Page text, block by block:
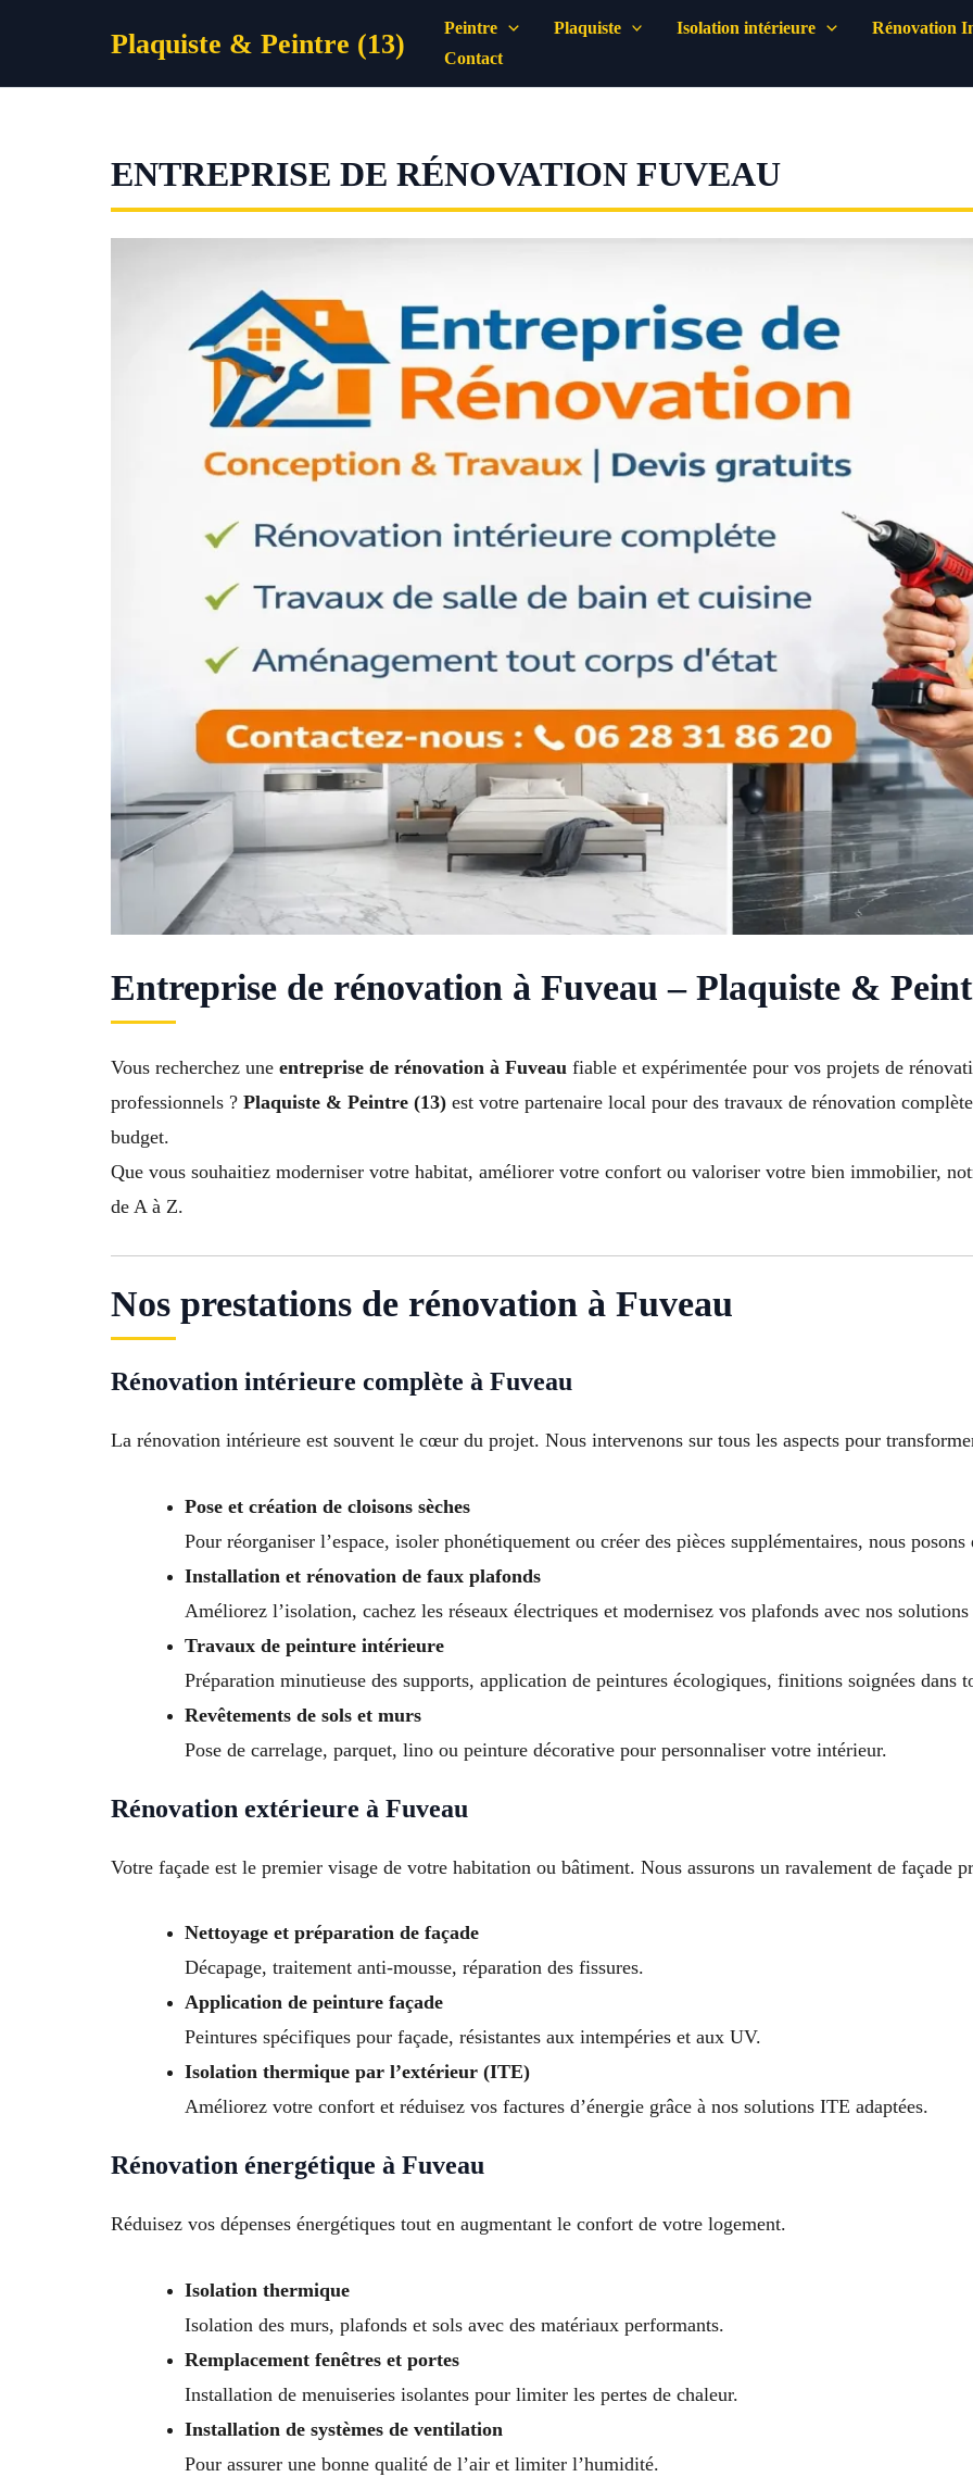
Plaquiste & Peintre (13) Peintre Plaquiste Isolation intérieure Rénovation
Contact
ENTREPRISE DE RÉNOVATION FUVEAU
Entreprise de rénovation à Fuveau – Plaquiste &
Vous recherchez une entreprise de rénovation à Fuveau fiable et expérimentée pour vos projets de
professionnels ? Plaquiste & Peintre (13) est votre partenaire local pour des travaux de rénovation
budget.
Que vous souhaitiez moderniser votre habitat, améliorer votre confort ou valoriser votre bien immobilier,
de A à Z.
Nos prestations de rénovation à Fuveau
Rénovation intérieure complète à Fuveau
La rénovation intérieure est souvent le cœur du projet. Nous intervenons sur tous les aspects pour
Pose et création de cloisons sèches
Pour réorganiser l’espace, isoler phonétiquement ou créer des pièces supplémentaires, nous
Installation et rénovation de faux plafonds
Améliorez l’isolation, cachez les réseaux électriques et modernisez vos plafonds avec nos solutions
Travaux de peinture intérieure
Préparation minutieuse des supports, application de peintures écologiques, finitions soignées dans
Revêtements de sols et murs
Pose de carrelage, parquet, lino ou peinture décorative pour personnaliser votre intérieur.
Rénovation extérieure à Fuveau
Votre façade est le premier visage de votre habitation ou bâtiment. Nous assurons un ravalement de façade
Nettoyage et préparation de façade
Décapage, traitement anti-mousse, réparation des fissures.
Application de peinture façade
Peintures spécifiques pour façade, résistantes aux intempéries et aux UV.
Isolation thermique par l’extérieur (ITE)
Améliorez votre confort et réduisez vos factures d’énergie grâce à nos solutions ITE adaptées.
Rénovation énergétique à Fuveau
Réduisez vos dépenses énergétiques tout en augmentant le confort de votre logement.
Isolation thermique
Isolation des murs, plafonds et sols avec des matériaux performants.
Remplacement fenêtres et portes
Installation de menuiseries isolantes pour limiter les pertes de chaleur.
Installation de systèmes de ventilation
Pour assurer une bonne qualité de l’air et limiter l’humidité.